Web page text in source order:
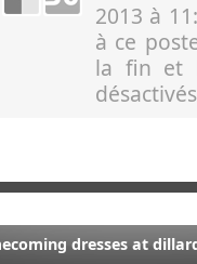
2013 à
à ce
la fin et
dresses at